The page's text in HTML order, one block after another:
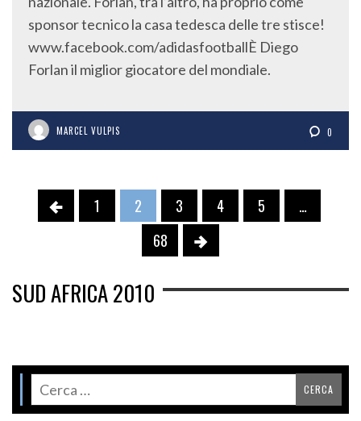
sponsor tecnico la casa tedesca delle tre stisce!
www.facebook.com/adidasfootballÈ Diego
Forlan il miglior giocatore del mondiale.
MARCEL VULPIS 0
1 2 3 4 5
…
68
SUD AFRICA 2010